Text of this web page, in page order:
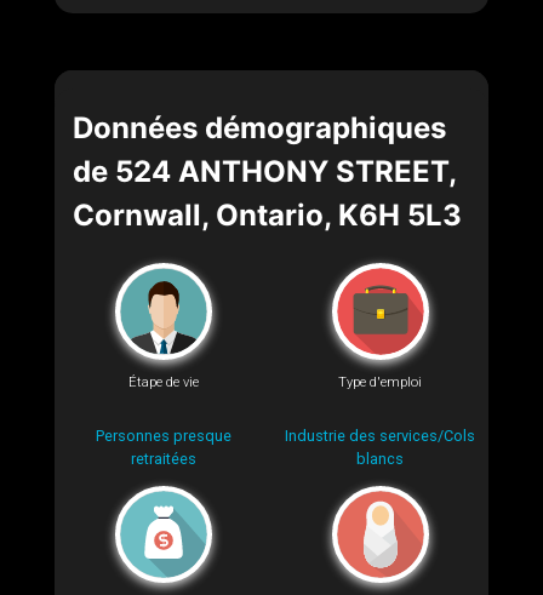
Données démographiques
de 524 ANTHONY STREET,
Cornwall, Ontario, K6H 5L3
Étape de vie
Personnes presque
retraitées
Type d'emploi
Industrie des services/Cols
blancs